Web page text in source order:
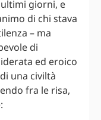
ultimi giorni, e
di chi stava
– ma
di
ed eroico
una civiltà
fra le risa,